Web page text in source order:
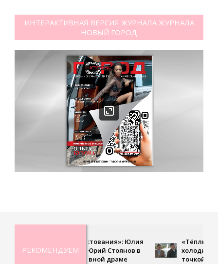
ИНТЕРАКТИВНАЯ ВЕРСИЯ ЖУРНАЛА ЖУРНАЛА
НОВЫЙ ГОРОД
РЕКОМЕНДУЕМ
«Учитель фехтования»: Юлия
Пересильд и Юрий Стоянов в
новой спортивной драме
«Тёплый ветер с
холодная земля
точкой нового